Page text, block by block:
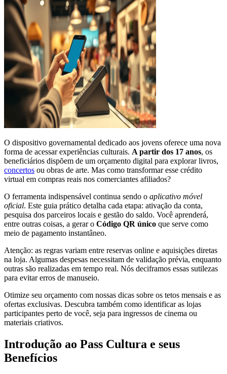
O dispositivo governamental dedicado aos jovens oferece uma nova
forma de acessar experiências culturais. A partir dos 17 anos, os
beneficiários dispõem de um orçamento digital para explorar livros,
concertos ou obras de arte. Mas como transformar esse crédito
virtual em compras reais nos comerciantes afiliados?
O ferramenta indispensável continua sendo o aplicativo móvel
oficial. Este guia prático detalha cada etapa: ativação da conta,
pesquisa dos parceiros locais e gestão do saldo. Você aprenderá,
entre outras coisas, a gerar o Código QR único que serve como
meio de pagamento instantâneo.
Atenção: as regras variam entre reservas online e aquisições diretas
na loja. Algumas despesas necessitam de validação prévia, enquanto
outras são realizadas em tempo real. Nós deciframos essas sutilezas
para evitar erros de manuseio.
Otimize seu orçamento com nossas dicas sobre os tetos mensais e as
ofertas exclusivas. Descubra também como identificar as lojas
participantes perto de você, seja para ingressos de cinema ou
materiais criativos.
Introdução ao Pass Cultura e seus
Benefícios